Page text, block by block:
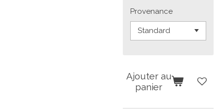
Provenance
Ajouter au
panier